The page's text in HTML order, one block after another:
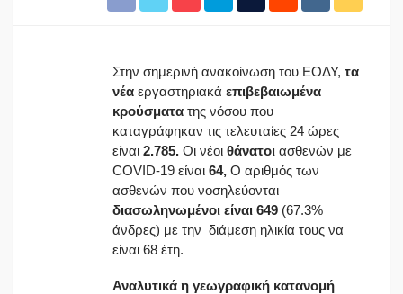
Στην σημερινή ανακοίνωση του ΕΟΔΥ, τα
νέα εργαστηριακά επιβεβαιωμένα
κρούσματα της νόσου που
καταγράφηκαν τις τελευταίες 24 ώρες
είναι 2.785. Οι νέοι θάνατοι ασθενών με
COVID-19 είναι 64, Ο αριθμός των
ασθενών που νοσηλεύονται
διασωληνωμένοι είναι 649 (67.3%
άνδρες) με την διάμεση ηλικία τους να
είναι 68 έτη.
Αναλυτικά η γεωγραφική κατανομή